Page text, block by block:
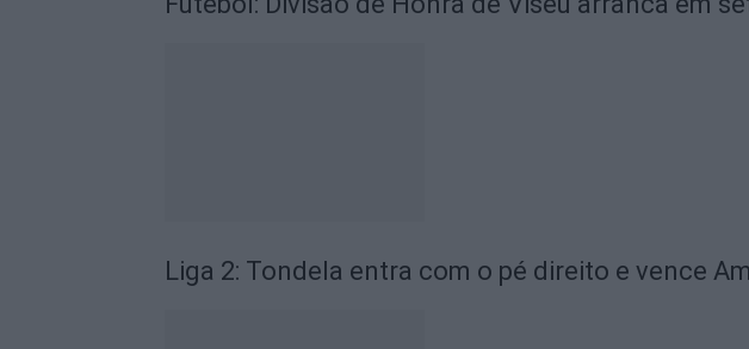
Liga 2: Tondela entra com o pé direito e vence